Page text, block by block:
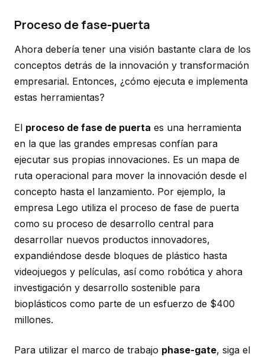
Proceso de fase-puerta
Ahora debería tener una visión bastante clara de los
conceptos detrás de la innovación y transformación
empresarial. Entonces, ¿cómo ejecuta e implementa
estas herramientas?
El proceso de fase de puerta es una herramienta
en la que las grandes empresas confían para
ejecutar sus propias innovaciones. Es un mapa de
ruta operacional para mover la innovación desde el
concepto hasta el lanzamiento. Por ejemplo, la
empresa Lego utiliza el proceso de fase de puerta
como su proceso de desarrollo central para
desarrollar nuevos productos innovadores,
expandiéndose desde bloques de plástico hasta
videojuegos y películas, así como robótica y ahora
investigación y desarrollo sostenible para
bioplásticos como parte de un esfuerzo de $400
millones.
Para utilizar el marco de trabajo phase-gate, siga el